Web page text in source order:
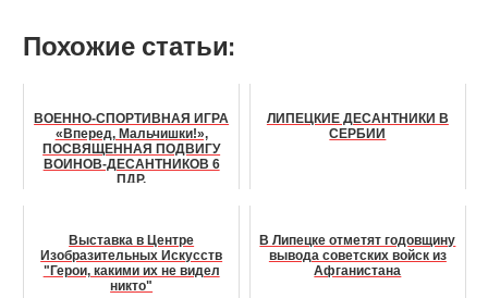
Похожие статьи:
ВОЕННО-СПОРТИВНАЯ ИГРА
«Вперед, Мальчишки!»,
ПОСВЯЩЕННАЯ ПОДВИГУ
ВОИНОВ-ДЕСАНТНИКОВ 6
ПДР.
ЛИПЕЦКИЕ ДЕСАНТНИКИ В
СЕРБИИ
Выставка в Центре
Изобразительных Искусств
"Герои, какими их не видел
никто"
В Липецке отметят годовщину
вывода советских войск из
Афганистана